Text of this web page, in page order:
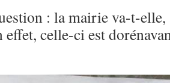
: la mairie va-t-elle,
effet, celle-ci est